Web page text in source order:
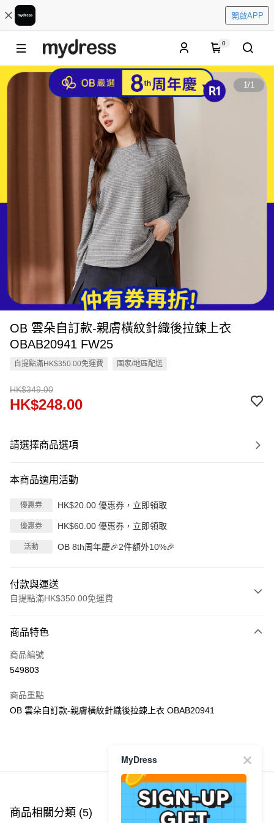
開啟APP
0
1/1
OB 雲朵自訂款-親膚橫紋針織後拉鍊上衣
OBAB20941 FW25
自提點滿HK$350.00免運費 國家/地區配送
HK$349.00
HK$248.00
請選擇商品選項
本商品適用活動
優惠券 HK$20.00 優惠券，立即領取
優惠券 HK$60.00 優惠券，立即領取
活動 OB 8th周年慶🎉2件額外10%🎉
付款與運送
自提點滿HK$350.00免運費
信用卡
Apple Pay
PayMe
每筆HK$40.00，滿HK$350.00或以上免運費
付款後順豐站及營業點
商品特色
商品編號
549803
商品重點
OB 雲朵自訂款-親膚橫紋針織後拉鍊上衣 OBAB20941
商品推薦
商品相關分類 (5)
MyDress